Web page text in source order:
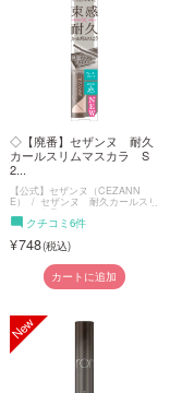
◇【廃番】セザンヌ 耐久
カールスリムマスカラ S
2...
【公式】セザンヌ（CEZANN
E） セザンヌ 耐久カールスリ
ムマスカラ
クチコミ6件
748
カートに追加